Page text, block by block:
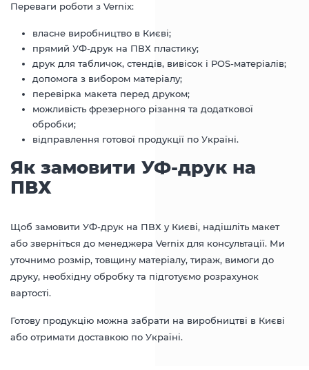
Переваги роботи з Vernix:
власне виробництво в Києві;
прямий УФ-друк на ПВХ пластику;
друк для табличок, стендів, вивісок і POS-матеріалів;
допомога з вибором матеріалу;
перевірка макета перед друком;
можливість фрезерного різання та додаткової
обробки;
відправлення готової продукції по Україні.
Як замовити УФ-друк на
ПВХ
Щоб замовити УФ-друк на ПВХ у Києві, надішліть макет
або зверніться до менеджера Vernix для консультації. Ми
уточнимо розмір, товщину матеріалу, тираж, вимоги до
друку, необхідну обробку та підготуємо розрахунок
вартості.
Готову продукцію можна забрати на виробництві в Києві
або отримати доставкою по Україні.